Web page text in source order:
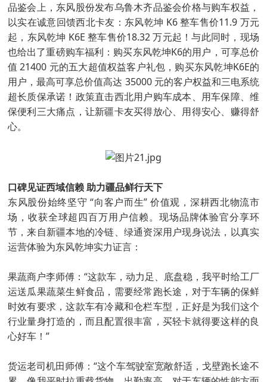
品鉴会上，东风股份发布乌鲁木齐品鉴会价格与购车权益，
以实在诚意回馈西北卡友：东风乾坤 K6 整车售价11.9 万元
起，东风乾坤 K6E 整车售价18.32 万元起！与此同时，现场
也给出了重磅购车福利：购买东风乾坤K6的用户，可享总价
值 21400 元的五大超值权益客户礼包，购买东风乾坤K6E的
用户，最高可享总价值高达 35000 元的客户权益和三电系统
超长质保承诺！政策直击西北用户购车成本、用车保障、维
保便利三大痛点，让新疆卡友买得放心、用得安心、赚得舒
心。
口碑见证西域信赖 助力疆品鲜行天下
东风股份始终坚守 “向客户而生” 价值观，深耕西北物流市
场，收获全球超四百万用户信赖。现场品牌体验官分享环
节，来自新疆本地的冷链、绿通资深用户现身说法，以真实
运营体验为东风乾坤实力证言：
果蔬商户李师傅：“这款车，动力足、底盘稳，我平时给工厂
运送瓜果蔬菜生鲜食品，需要经常跑长途，对于车辆的保鲜
时效有要求，这款车有冷藏和仓栏车型，正好是为我们这个
行业量身打造的，而且配置很丰富，买轻卡就得要这样的良
心好车！”
货运老司机田师傅：“这个车驾驶室宽敞舒适，戈壁跑长途不